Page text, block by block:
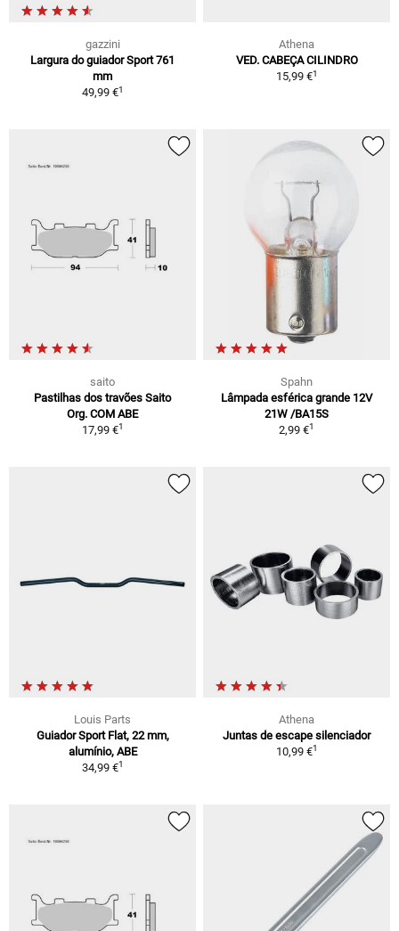
gazzini
Largura do guiador Sport 761
mm
49,99 €1
Athena
VED. CABEÇA CILINDRO
15,99 €1
saito
Pastilhas dos travões Saito
Org. COM ABE
17,99 €1
Spahn
Lâmpada esférica grande 12V
21W /BA15S
2,99 €1
Louis Parts
Guiador Sport Flat, 22 mm,
alumínio, ABE
34,99 €1
Athena
Juntas de escape silenciador
10,99 €1